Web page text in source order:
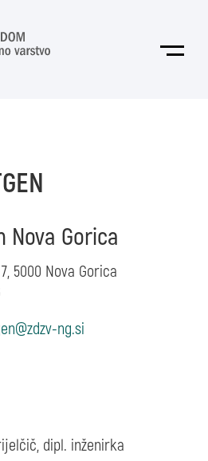
Odpri
Nova Gorica
5000 Nova Gorica
dipl. inženirka